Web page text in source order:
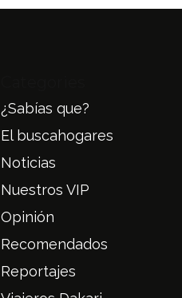
¿Sabías que?
El buscahogares
Noticias
Nuestros VIP
Opinión
Recomendados
Reportajes